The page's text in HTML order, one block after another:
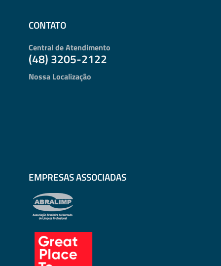
CONTATO
Central de Atendimento
(48) 3205-2122
Nossa Localização
EMPRESAS ASSOCIADAS